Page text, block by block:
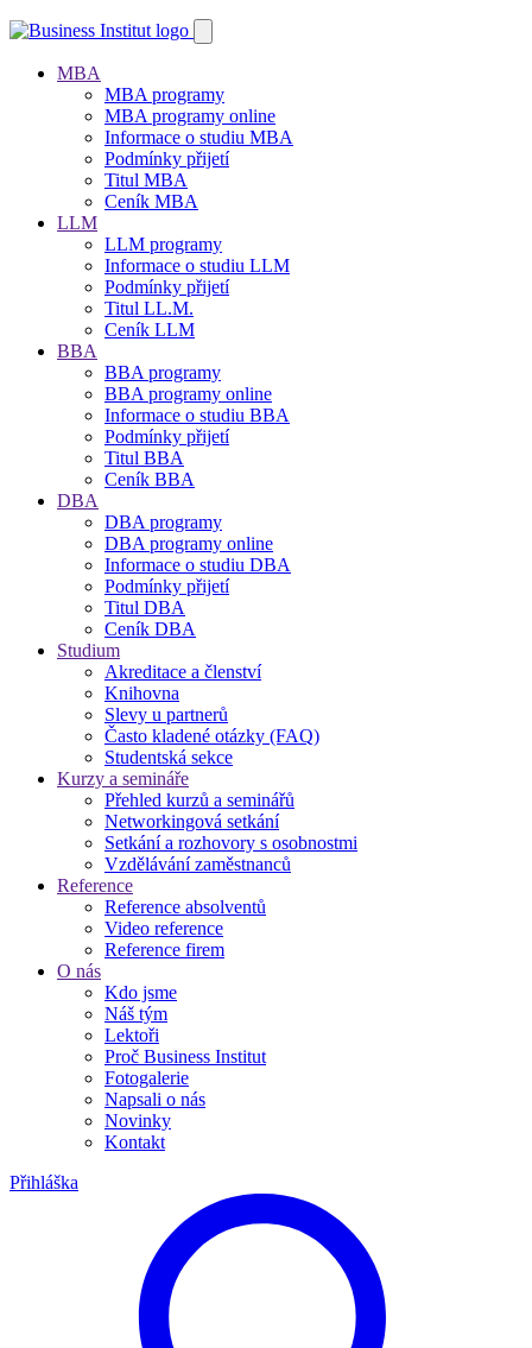
MBA
MBA programy
MBA programy online
Informace o studiu MBA
Podmínky přijetí
Titul MBA
Ceník MBA
LLM
LLM programy
Informace o studiu LLM
Podmínky přijetí
Titul LL.M.
Ceník LLM
BBA
BBA programy
BBA programy online
Informace o studiu BBA
Podmínky přijetí
Titul BBA
Ceník BBA
DBA
DBA programy
DBA programy online
Informace o studiu DBA
Podmínky přijetí
Titul DBA
Ceník DBA
Studium
Akreditace a členství
Knihovna
Slevy u partnerů
Často kladené otázky (FAQ)
Studentská sekce
Kurzy a semináře
Přehled kurzů a seminářů
Networkingová setkání
Setkání a rozhovory s osobnostmi
Vzdělávání zaměstnanců
Reference
Reference absolventů
Video reference
Reference firem
O nás
Kdo jsme
Náš tým
Lektoři
Proč Business Institut
Fotogalerie
Napsali o nás
Novinky
Kontakt
Přihláška